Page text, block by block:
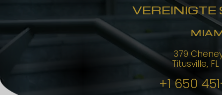
VEREINIGTE
379
Titusville,
+1 650